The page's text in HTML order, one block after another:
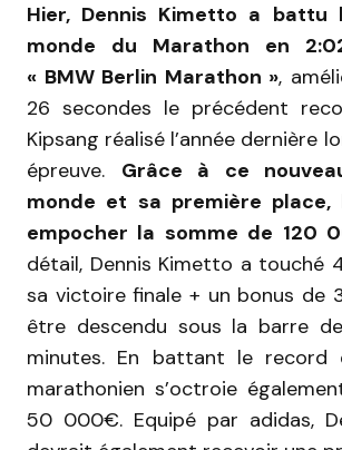
Hier, Dennis Kimetto a
monde du Marathon en
« BMW Berlin Marathon »,
26 secondes le précédent
Kipsang réalisé l’année dernière
épreuve. Grâce à ce
monde et sa première place,
empocher la somme de 120
détail, Dennis Kimetto a
sa victoire finale + un bonus de
être descendu sous la barre
minutes. En battant le record
marathonien s’octroie
50 000€. Equipé par adidas,